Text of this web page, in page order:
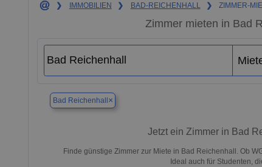
❯ IMMOBILIEN ❯ BAD-REICHENHALL ❯ ZIMMER-
Zimmer mieten in Bad
Bad Reichenhall×
Jetzt ein Zimmer in Bad
Finde günstige Zimmer zur Miete in Bad Reichenhall. Ob
Ideal auch für Studenten,